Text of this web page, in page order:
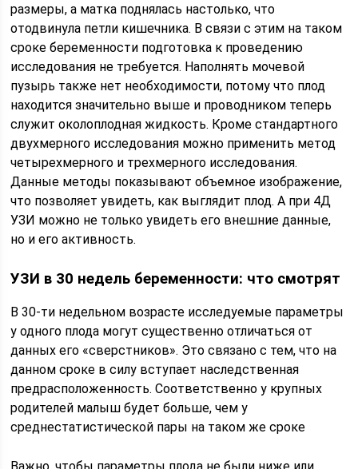
размеры, а матка поднялась настолько, что
отодвинула петли кишечника. В связи с этим на таком
сроке беременности подготовка к проведению
исследования не требуется. Наполнять мочевой
пузырь также нет необходимости, потому что плод
находится значительно выше и проводником теперь
служит околоплодная жидкость. Кроме стандартного
двухмерного исследования можно применить метод
четырехмерного и трехмерного исследования.
Данные методы показывают объемное изображение,
что позволяет увидеть, как выглядит плод. А при 4Д
УЗИ можно не только увидеть его внешние данные,
но и его активность.
УЗИ в 30 недель беременности: что смотрят
В 30-ти недельном возрасте исследуемые параметры
у одного плода могут существенно отличаться от
данных его «сверстников». Это связано с тем, что на
данном сроке в силу вступает наследственная
предрасположенность. Соответственно у крупных
родителей малыш будет больше, чем у
среднестатистической пары на таком же сроке